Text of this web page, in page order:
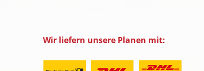
Wir liefern unsere Planen mit: